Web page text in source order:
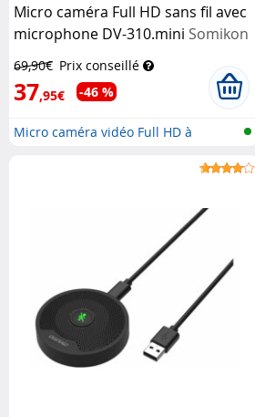
Micro caméra Full HD sans fil avec
microphone DV-310.mini Somikon
69,90€ Prix conseillé
37,95€ -46 %
Micro caméra vidéo Full HD à